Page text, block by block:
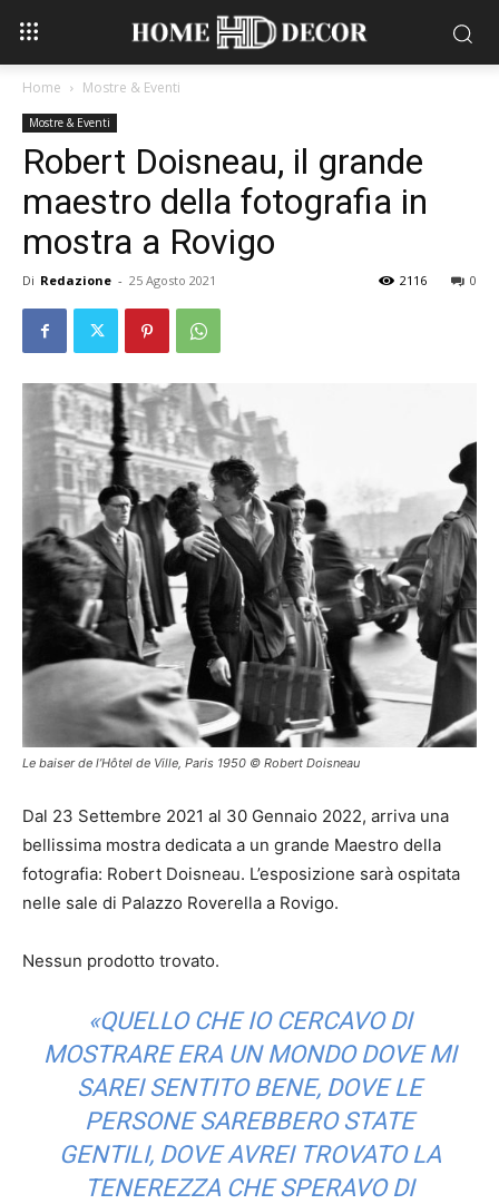
Home Mostre & Eventi
Mostre & Eventi
Robert Doisneau, il grande
maestro della fotografia in
mostra a Rovigo
Di Redazione - 25 Agosto 2021 0
2116
Le baiser de l’Hôtel de Ville, Paris 1950 © Robert Doisneau
Dal 23 Settembre 2021 al 30 Gennaio 2022, arriva una
bellissima mostra dedicata a un grande Maestro della
fotografia: Robert Doisneau. L’esposizione sarà ospitata
nelle sale di Palazzo Roverella a Rovigo.
Nessun prodotto trovato.
«QUELLO CHE IO CERCAVO DI
MOSTRARE ERA UN MONDO DOVE MI
SAREI SENTITO BENE, DOVE LE
PERSONE SAREBBERO STATE
GENTILI, DOVE AVREI TROVATO LA
TENEREZZA CHE SPERAVO DI